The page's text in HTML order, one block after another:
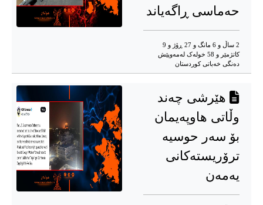
حەماسی ڕاگەیاند
2 ساڵ و 6 مانگ و 27 ڕۆژ و 9
کاتژمێر و 58 خوله‌ک له‌مه‌وپێش‌
دەنگی خەباتی کوردستان
هێرشی چەند
وڵاتی هاوپەیمان
بۆ سەر حوسیە
ترۆریستەکانی
یەمەن